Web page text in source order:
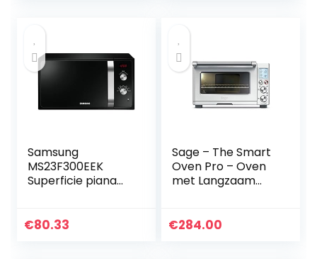
Samsung
MS23F300EEK
Superficie piana
€80.33
Sage – The Smart
Oven Pro – Oven
met Langzaam
ent, Vrijstaand –
€284.00